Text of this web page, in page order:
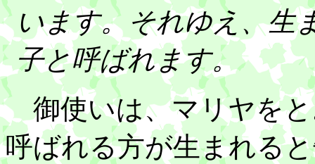
います。それゆえ、生
子と呼ばれます。
御使いは、マリヤをと
呼ばれる方が生まれる